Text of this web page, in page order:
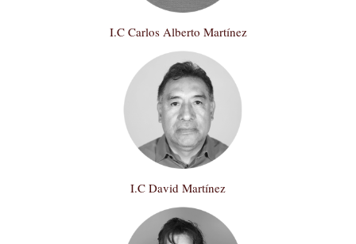
I.C Carlos Alberto Martínez
I.C David Martínez